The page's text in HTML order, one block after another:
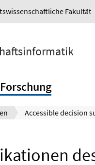
Fakultät
Forschung